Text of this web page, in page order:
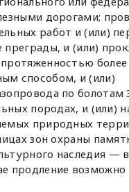
дорогами;
работ и (или)
преграды, и (или)
способом, и (или)
по болотам
породах, и (или)
природных
зон охраны
наследия — в
продление возможно